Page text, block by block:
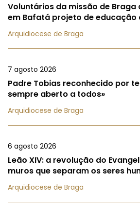
Voluntários da missão de Braga
em Bafatá projeto de educação
Arquidiocese de Braga
7 agosto 2026
Padre Tobias reconhecido por
sempre aberto a todos»
Arquidiocese de Braga
6 agosto 2026
Leão XIV: a revolução do
muros que separam os seres
Arquidiocese de Braga